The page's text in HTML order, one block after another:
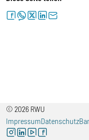
facebookwhatsapptwitterlinkedinletter
© 2026 RWU
ImpressumDatenschutz
instagramlinkedinyoutubefacebook